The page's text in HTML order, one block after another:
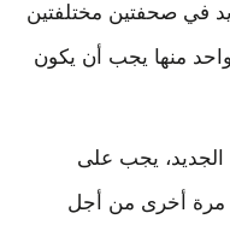
في صحفتين مختلفتين
منها يجب أن يكون
الجديد، يجب على
أخرى من أجل